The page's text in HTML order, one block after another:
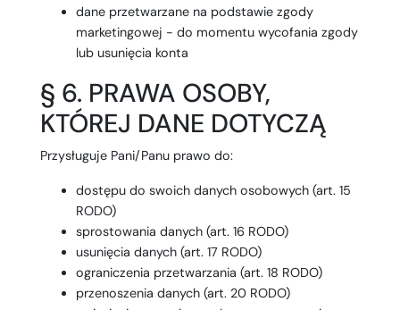
dane przetwarzane na podstawie zgody
marketingowej - do momentu wycofania zgody
lub usunięcia konta
§ 6. PRAWA OSOBY,
KTÓREJ DANE DOTYCZĄ
Przysługuje Pani/Panu prawo do:
dostępu do swoich danych osobowych (art. 15
RODO)
sprostowania danych (art. 16 RODO)
usunięcia danych (art. 17 RODO)
ograniczenia przetwarzania (art. 18 RODO)
przenoszenia danych (art. 20 RODO)